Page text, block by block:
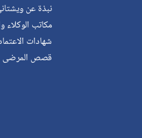
نبذة عن
مكاتب الوكلاء
شهادات
قصص المرضى